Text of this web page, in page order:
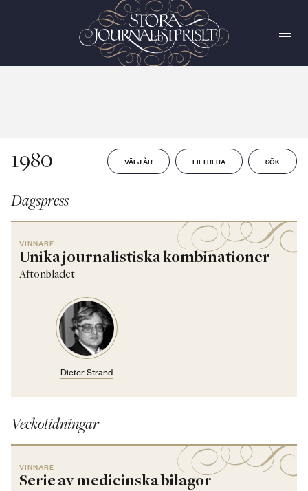
1980 VÄLJ ÅR FILTRERA SÖK
Dagspress
VINNARE
Unika journalistiska kombinationer
Aftonbladet
Dieter Strand
Veckotidningar
VINNARE
Serie av medicinska bilagor